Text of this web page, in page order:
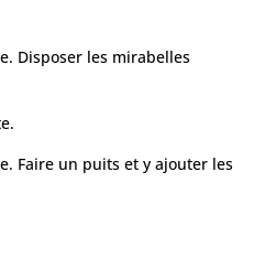
Disposer les mirabelles
Faire un puits et y ajouter les